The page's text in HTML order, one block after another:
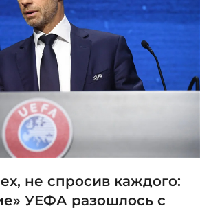
не спросив каждого:
УЕФА разошлось с